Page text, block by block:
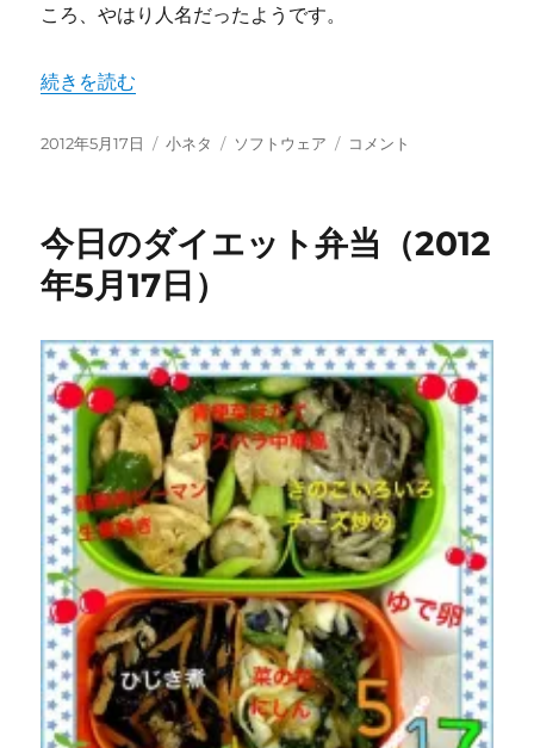
ころ、やはり人名だったようです。
“ATOK（エイトック）が教えてくれた人名～「七五三
続きを読む
投
2012年5月17日
カ
ー
小ネタ
タ
ソフトウェア
ATOK（エ
ク）
て
く
れ
た
人
名
～
「七
五
三
次」
と
書
い
て
「し
め
コメント
今日のダイエット弁当（2012
年5月17日）